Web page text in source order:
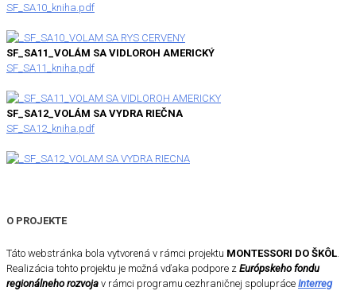
SF_SA10_kniha.pdf
SF_SA11_VOLÁM SA VIDLOROH AMERICKÝ
SF_SA11_kniha.pdf
SF_SA12_VOLÁM SA VYDRA RIEČNA
SF_SA12_kniha.pdf
O PROJEKTE
Táto webstránka bola vytvorená v rámci projektu MONTESSORI DO ŠKÔL.
Realizácia tohto projektu je možná vďaka podpore z Európskeho fondu
regionálneho rozvoja v rámci programu cezhraničnej spolupráce Interreg